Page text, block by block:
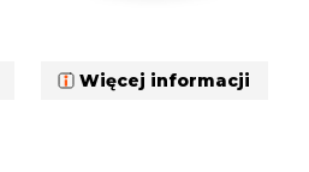
Więcej informacji